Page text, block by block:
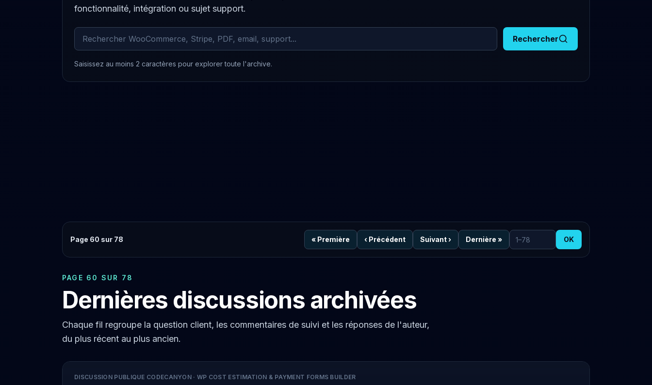
fonctionnalité, intégration ou sujet support.
Rechercher dans les commentaires archivés
Rechercher
Saisissez au moins 2 caractères pour explorer toute l'archive.
Page 60 sur 78 « Première ‹ Précédent Suivant› Dernière »
Aller à la page
OK
PAGE 60 SUR 78
Dernières discussions archivées
Chaque fil regroupe la question client, les commentaires de suivi et les réponses de l'auteur,
du plus récent au plus ancien.
DISCUSSION PUBLIQUE CODECANYON · WP COST ESTIMATION & PAYMENT FORMS BUILDER